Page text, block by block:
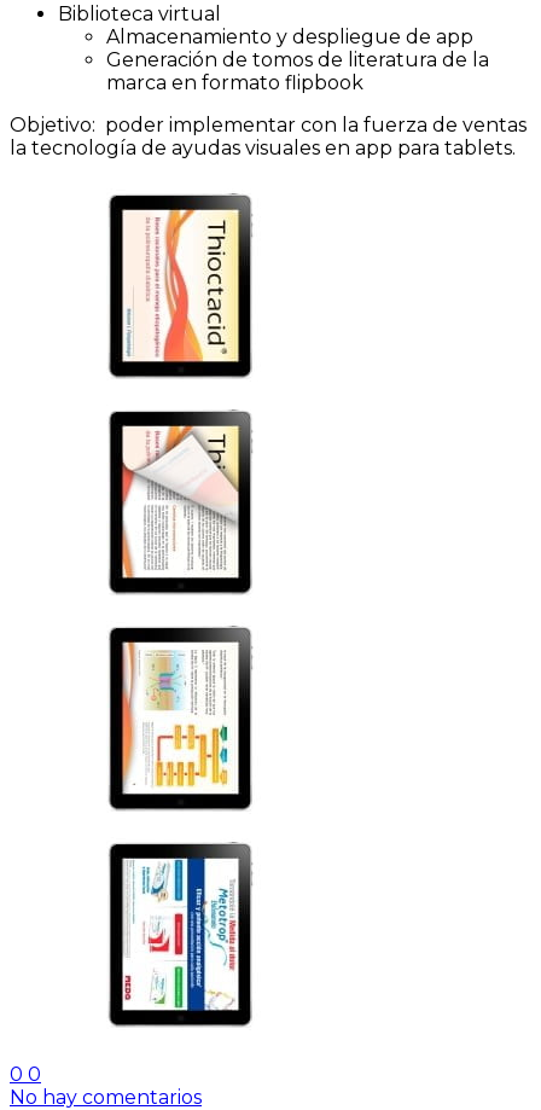
Biblioteca virtual
Almacenamiento y despliegue de app
Generación de tomos de literatura de la
marca en formato flipbook
Objetivo: poder implementar con la fuerza de ventas
la tecnología de ayudas visuales en app para tablets.
0 0
No hay comentarios